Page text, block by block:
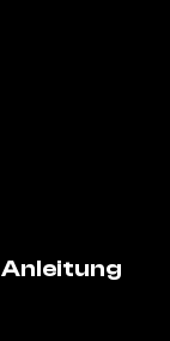
Anleitung